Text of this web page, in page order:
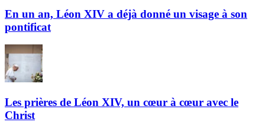
En un an, Léon XIV a déjà donné un visage à son
pontificat
Les prières de Léon XIV, un cœur à cœur avec le
Christ